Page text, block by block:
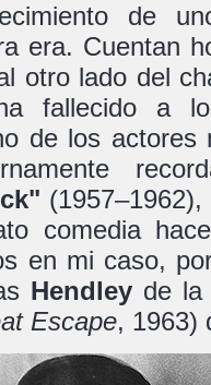
de
era. Cuentan
otro lado del
fallecido a
de los
comedia
en mi caso,
Hendley de
Escape, 1963)